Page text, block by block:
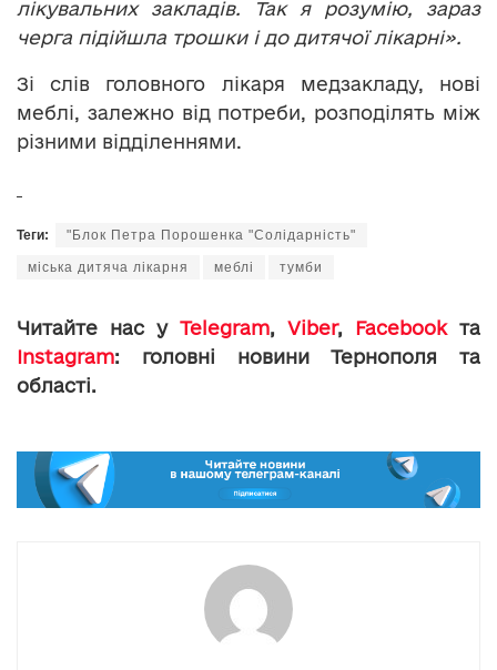
лікувальних закладів. Так я розумію, зараз
черга підійшла трошки і до дитячої лікарні».
Зі слів головного лікаря медзакладу, нові
меблі, залежно від потреби, розподілять між
різними відділеннями.
Теги: "Блок Петра Порошенка "Солідарність"
міська дитяча лікарня меблі тумби
Читайте нас у Telegram, Viber, Facebookта
Instagram: головні новини Тернополя та
області.